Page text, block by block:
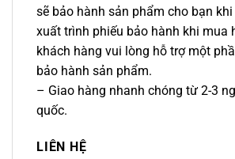
sẽ bảo hành sản phẩm cho bạn
xuất trình phiếu bảo hành khi mua
khách hàng vui lòng hỗ trợ một
bảo hành sản phẩm.
– Giao hàng nhanh chóng từ 2-3
quốc.
LIÊN HỆ